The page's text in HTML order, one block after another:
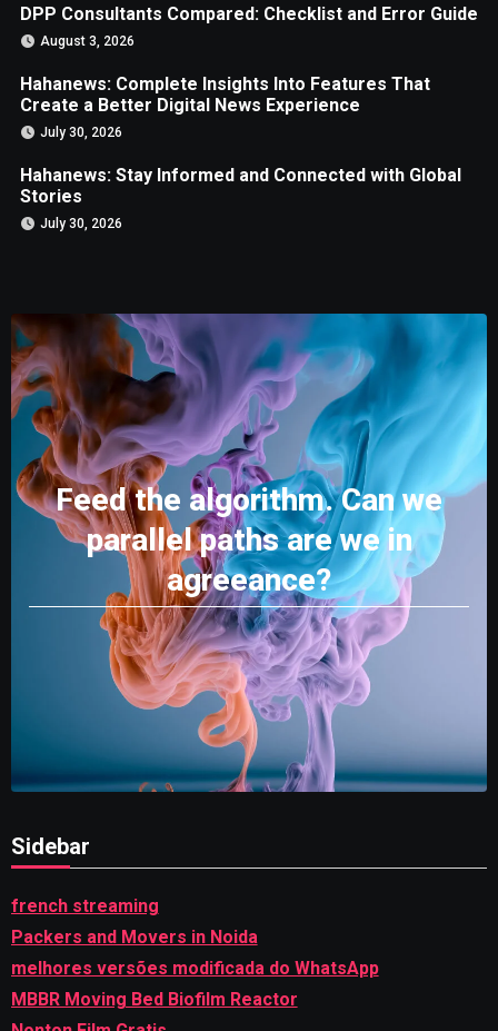
DPP Consultants Compared: Checklist and Error Guide
August 3, 2026
Hahanews: Complete Insights Into Features That
Create a Better Digital News Experience
July 30, 2026
Hahanews: Stay Informed and Connected with Global
Stories
July 30, 2026
Feed the algorithm. Can we
parallel paths are we in
agreeance?
Sidebar
french streaming
Packers and Movers in Noida
melhores versões modificada do WhatsApp
MBBR Moving Bed Biofilm Reactor